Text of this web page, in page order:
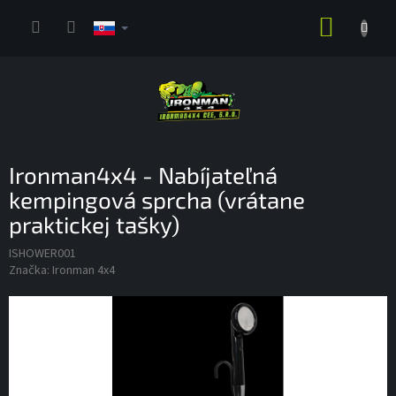
Ironman4x4 - Nabíjateľná
kempingová sprcha (vrátane
praktickej tašky)
ISHOWER001
Značka: Ironman 4x4